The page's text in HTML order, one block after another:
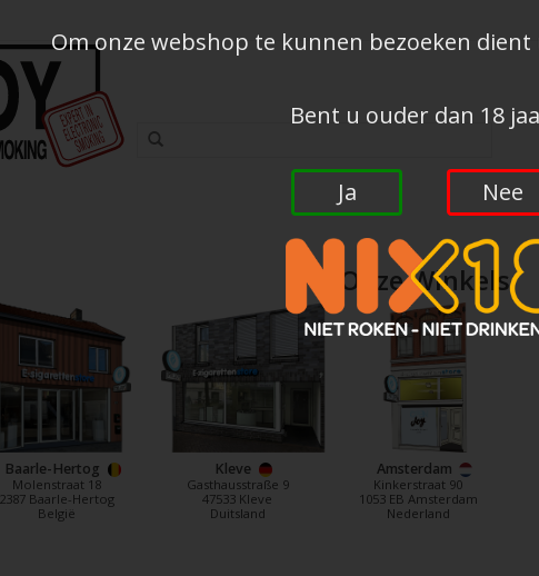
Onze Winkels
Baarle-Hertog
Molenstraat 18
2387 Baarle-Hertog
België
Kleve
Gasthausstraße 9
47533 Kleve
Duitsland
Amsterdam
Kinkerstraat 90
1053 EB Amsterdam
Nederland
Om onze webshop te kunnen bezoeken
Bent u ouder dan 18
Ja Nee